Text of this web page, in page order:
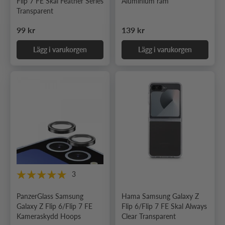
Transparent
Ordinarie pris
99 kr
Lägg i varukorgen
Ordinarie pris
139 kr
Lägg i varukorgen
3
PanzerGlass Samsung
Galaxy Z Flip 6/Flip 7 FE
Kameraskydd Hoops
Hama Samsung Galaxy Z
Flip 6/Flip 7 FE Skal Always
Clear Transparent